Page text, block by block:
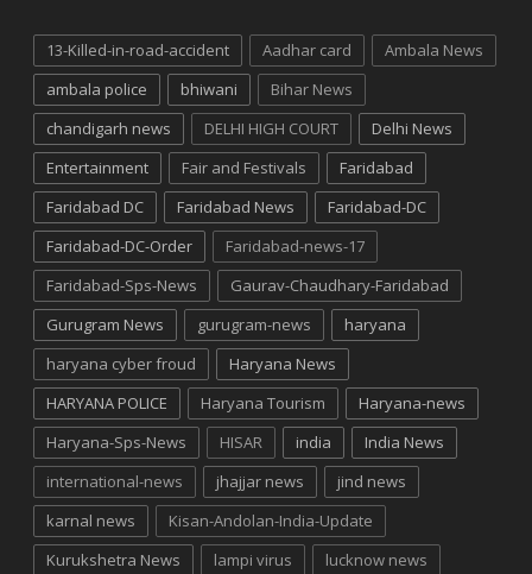
13-Killed-in-road-accident Aadhar card
Ambala News
ambala police
bhiwani
Bihar News
chandigarh news
DELHI HIGH COURT
Delhi News
Entertainment
Fair and Festivals
Faridabad
Faridabad DC
Faridabad News
Faridabad-DC
Faridabad-DC-Order
Faridabad-news-17
Faridabad-Sps-News
Gaurav-Chaudhary-Faridabad
Gurugram News
gurugram-news
haryana
haryana cyber froud
Haryana News
HARYANA POLICE
Haryana Tourism
Haryana-news
Haryana-Sps-News
HISAR india
India News
international-news
jhajjar news
jind news
karnal news
Kisan-Andolan-India-Update
Kurukshetra News
lampi virus lucknow news